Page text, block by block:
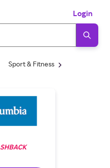
Login
Sport & Fitness